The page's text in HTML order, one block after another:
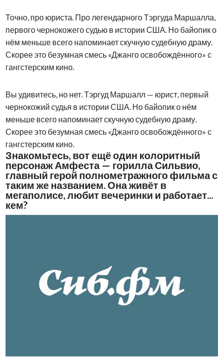
Точно, про юриста. Про легендарного Тэргуда Маршалла,
первого чернокожего судью в истории США. Но байопик о
нём меньше всего напоминает скучную судебную драму.
Скорее это безумная смесь «Джанго освобождённого» с
гангстерским кино.
Вы удивитесь, но нет. Тэргуд Маршалл — юрист, первый
чернокожий судья в истории США. Но байопик о нём
меньше всего напоминает скучную судебную драму.
Скорее это безумная смесь «Джанго освобождённого» с
гангстерским кино.
Знакомьтесь, вот ещё один колоритный
персонаж Амфеста — горилла Сильвио,
главный герой полнометражного фильма с
таким же названием. Она живёт в
мегаполисе, любит вечеринки и работает...
кем?